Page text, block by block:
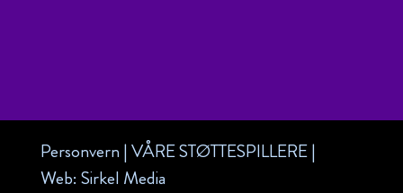
Personvern|VÅRE STØTTESPILLERE|
Web: Sirkel Media